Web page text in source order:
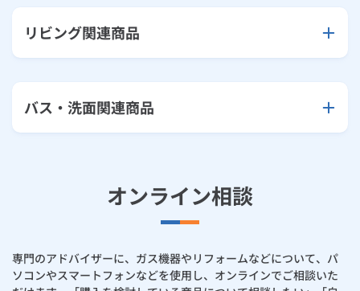
リビング関連商品
バス・洗面関連商品
オンライン相談
専門のアドバイザーに、ガス機器やリフォームなどについて、パ
ソコンやスマートフォンなどを使用し、オンラインでご相談いた